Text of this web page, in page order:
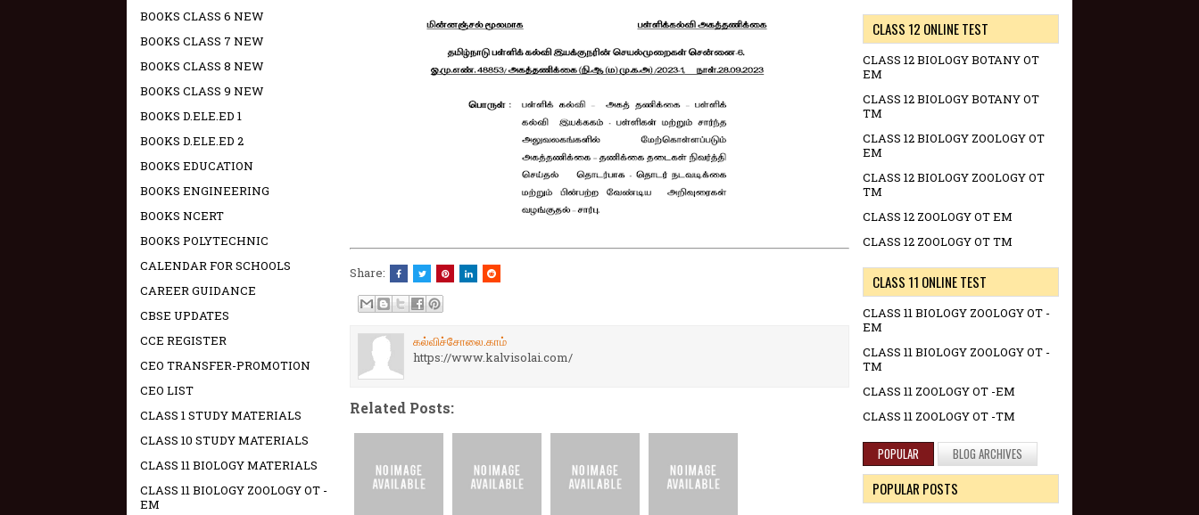
Share:
கல்விச்சோலை.காம்
https://www.kalvisolai.com/
Related Posts:
BOOKS CLASS 6 NEW
BOOKS CLASS 7 NEW
BOOKS CLASS 8 NEW
BOOKS CLASS 9 NEW
BOOKS D.ELE.ED 1
BOOKS D.ELE.ED 2
BOOKS EDUCATION
BOOKS ENGINEERING
BOOKS NCERT
BOOKS POLYTECHNIC
CALENDAR FOR SCHOOLS
CAREER GUIDANCE
CBSE UPDATES
CCE REGISTER
CEO TRANSFER-PROMOTION
CEO LIST
CLASS 1 STUDY MATERIALS
CLASS 10 STUDY MATERIALS
CLASS 11 BIOLOGY MATERIALS
CLASS 11 BIOLOGY ZOOLOGY OT -
EM
CLASS 12 ONLINE TEST
CLASS 12 BIOLOGY BOTANY OT
EM
CLASS 12 BIOLOGY BOTANY OT
TM
CLASS 12 BIOLOGY ZOOLOGY OT
EM
CLASS 12 BIOLOGY ZOOLOGY OT
TM
CLASS 12 ZOOLOGY OT EM
CLASS 12 ZOOLOGY OT TM
CLASS 11 ONLINE TEST
CLASS 11 BIOLOGY ZOOLOGY OT -
EM
CLASS 11 BIOLOGY ZOOLOGY OT -
TM
CLASS 11 ZOOLOGY OT -EM
CLASS 11 ZOOLOGY OT -TM
POPULAR BLOG ARCHIVES
POPULAR POSTS